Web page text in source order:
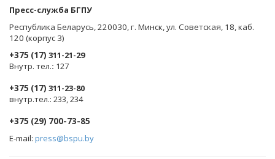
Пресс-служба БГПУ
Республика Беларусь, 220030, г. Минск, ул. Советская, 18, каб.
120 (корпус 3)
+375 (17) 311-21-29
Внутр. тел.: 127
+375 (17) 311-23-80
внутр.тел.: 233, 234
+375 (29) 700-73-85
E-mail: press@bspu.by